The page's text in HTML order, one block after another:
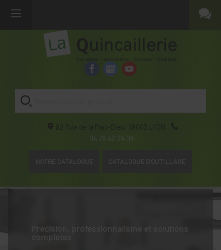
82 Rue de la Part-Dieu, 69003
LYON
04 78 42 24 08
NOTRE CATALOGUE CATALOGUE D'OUTILLAGE
Précision, professionnalisme et solutions
complètes